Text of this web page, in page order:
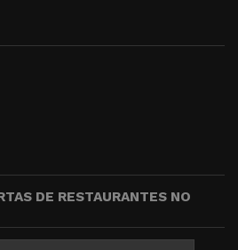
DE RESTAURANTES NO